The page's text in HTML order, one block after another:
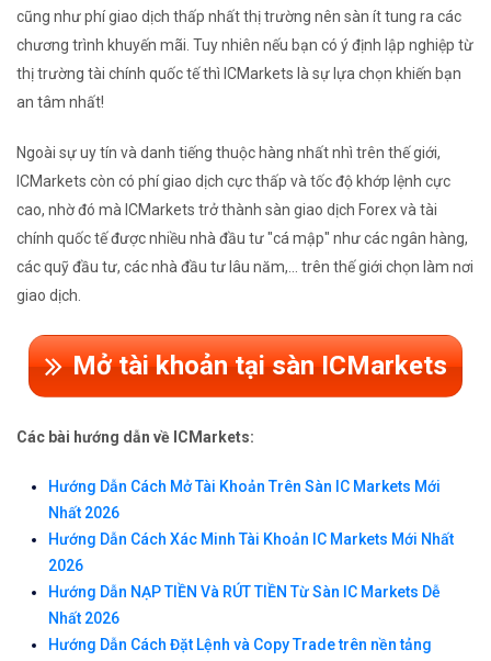
cũng như phí giao dịch thấp nhất thị trường nên sàn ít tung ra các
chương trình khuyến mãi. Tuy nhiên nếu bạn có ý định lập nghiệp từ
thị trường tài chính quốc tế thì ICMarkets là sự lựa chọn khiến bạn
an tâm nhất!
Ngoài sự uy tín và danh tiếng thuộc hàng nhất nhì trên thế giới,
ICMarkets còn có phí giao dịch cực thấp và tốc độ khớp lệnh cực
cao, nhờ đó mà ICMarkets trở thành sàn giao dịch Forex và tài
chính quốc tế được nhiều nhà đầu tư "cá mập" như các ngân hàng,
các quỹ đầu tư, các nhà đầu tư lâu năm,... trên thế giới chọn làm nơi
giao dịch.
Mở tài khoản tại sàn ICMarkets
Các bài hướng dẫn về ICMarkets:
Hướng Dẫn Cách Mở Tài Khoản Trên Sàn IC Markets Mới
Nhất 2026
Hướng Dẫn Cách Xác Minh Tài Khoản IC Markets Mới Nhất
2026
Hướng Dẫn NẠP TIỀN Và RÚT TIỀN Từ Sàn IC Markets Dễ
Nhất 2026
Hướng Dẫn Cách Đặt Lệnh và Copy Trade trên nền tảng